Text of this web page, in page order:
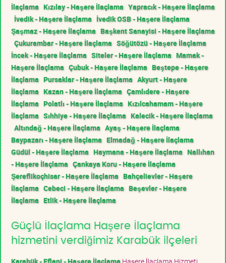
İlaçlama Kızılay - Haşere İlaçlama Yapracık - Haşere İlaçlama
İvedik - Haşere İlaçlama İvedik OSB - Haşere İlaçlama
Şaşmaz - Haşere İlaçlama Başkent Sanayisi - Haşere İlaçlama
Çukurambar - Haşere İlaçlama Söğütözü - Haşere İlaçlama
İncek - Haşere İlaçlama Siteler - Haşere İlaçlama Mamak -
Haşere İlaçlama Çubuk - Haşere İlaçlama Beştepe - Haşere
İlaçlama Pursaklar - Haşere İlaçlama Akyurt - Haşere
İlaçlama Kazan - Haşere İlaçlama Çamlıdere - Haşere
İlaçlama Polatlı - Haşere İlaçlama Kızılcahamam - Haşere
İlaçlama Sıhhiye - Haşere İlaçlama Kalecik - Haşere İlaçlama
Altındağ - Haşere İlaçlama Ayaş - Haşere İlaçlama
Baypazarı - Haşere İlaçlama Elmadağ - Haşere İlaçlama
Güdül - Haşere İlaçlama Haymana - Haşere İlaçlama Nallıhan
- Haşere İlaçlama Çankaya Koru - Haşere İlaçlama
Şereflikoçhisar - Haşere İlaçlama Bahçelievler - Haşere
İlaçlama Cebeci - Haşere İlaçlama Beşevler - Haşere
İlaçlama Etlik - Haşere İlaçlama
Güçlü İlaçlama Haşere İlaçlama
hizmetini verdiğimiz Karabük ilçeleri